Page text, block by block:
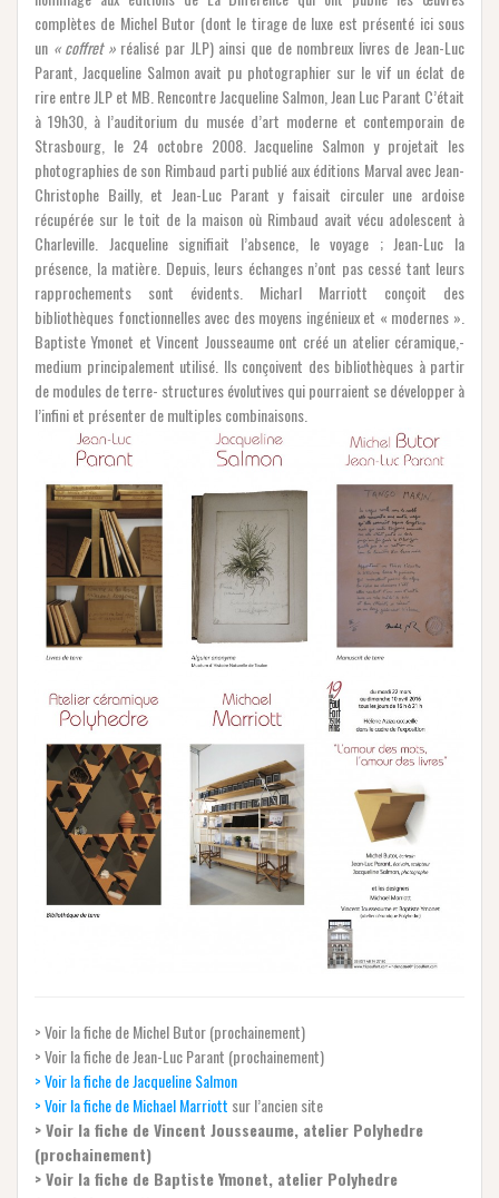
complètes de Michel Butor (dont le tirage de luxe est présenté ici sous
un « coffret »réalisé par JLP) ainsi que de nombreux livres de Jean-Luc
Parant, Jacqueline Salmon avait pu photographier sur le vif un éclat de
rire entre JLP et MB. Rencontre Jacqueline Salmon, Jean Luc Parant C’était
à 19h30, à l’auditorium du musée d’art moderne et contemporain de
Strasbourg, le 24 octobre 2008. Jacqueline Salmon y projetait les
photographies de son Rimbaud parti publié aux éditions Marval avec Jean-
Christophe Bailly, et Jean-Luc Parant y faisait circuler une ardoise
récupérée sur le toit de la maison où Rimbaud avait vécu adolescent à
Charleville. Jacqueline signifiait l’absence, le voyage ; Jean-Luc la
présence, la matière. Depuis, leurs échanges n’ont pas cessé tant leurs
rapprochements sont évidents. Micharl Marriott conçoit des
bibliothèques fonctionnelles avec des moyens ingénieux et « modernes ».
Baptiste Ymonet et Vincent Jousseaume ont créé un atelier céramique,-
medium principalement utilisé. Ils conçoivent des bibliothèques à partir
de modules de terre- structures évolutives qui pourraient se développer à
l’infini et présenter de multiples combinaisons.
> Voir la fiche de Michel Butor (prochainement)
> Voir la fiche de Jean-Luc Parant (prochainement)
> Voir la fiche de Jacqueline Salmon
> Voir la fiche de Michael Marriott sur l’ancien site
> Voir la fiche de Vincent Jousseaume, atelier Polyhedre
(prochainement)
> Voir la fiche de Baptiste Ymonet, atelier Polyhedre